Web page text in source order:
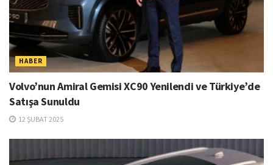
HABER
Volvo’nun Amiral Gemisi XC90 Yenilendi ve Türkiye’de
Satışa Sunuldu
12 ŞUBAT 2025